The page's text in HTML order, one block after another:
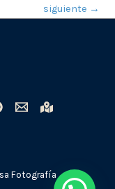
siguiente →
Fotografía